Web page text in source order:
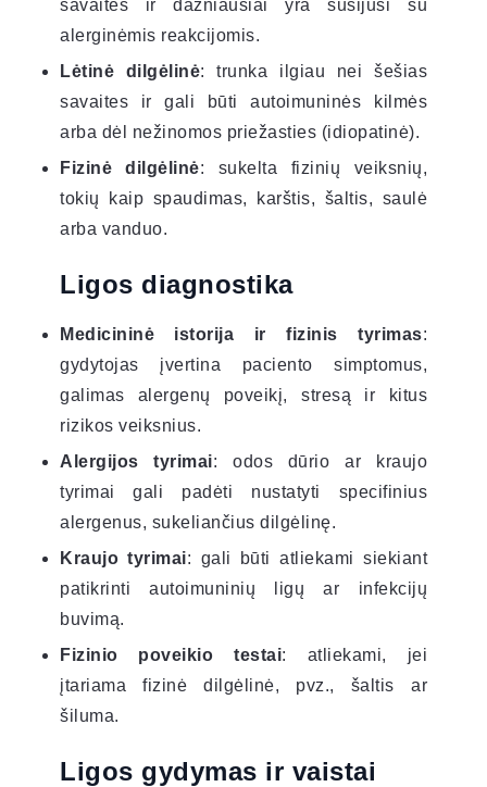
savaites ir dažniausiai yra susijusi su
alerginėmis reakcijomis.
Lėtinė dilgėlinė: trunka ilgiau nei šešias
savaites ir gali būti autoimuninės kilmės
arba dėl nežinomos priežasties (idiopatinė).
Fizinė dilgėlinė: sukelta fizinių veiksnių,
tokių kaip spaudimas, karštis, šaltis, saulė
arba vanduo.
Ligos diagnostika
Medicininė istorija ir fizinis tyrimas:
gydytojas įvertina paciento simptomus,
galimas alergenų poveikį, stresą ir kitus
rizikos veiksnius.
Alergijos tyrimai: odos dūrio ar kraujo
tyrimai gali padėti nustatyti specifinius
alergenus, sukeliančius dilgėlinę.
Kraujo tyrimai: gali būti atliekami siekiant
patikrinti autoimuninių ligų ar infekcijų
buvimą.
Fizinio poveikio testai: atliekami, jei
įtariama fizinė dilgėlinė, pvz., šaltis ar
šiluma.
Ligos gydymas ir vaistai